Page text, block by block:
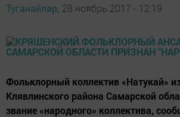
Туганайлар, 28 ноябрь 2017 - 12:19
Фольклорный коллектив «Натукай»
Клявлинского района Самарской
звание «народного» коллектива,